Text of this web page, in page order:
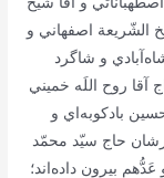
الشّريعة‌ اصفهاني‌ و
و شاگرد
آقا روح‌ اللَه‌ خميني‌
بادكوبه‌اي‌ و
حاج‌ سيّد محمّد
بيرون‌ داده‌اند؛